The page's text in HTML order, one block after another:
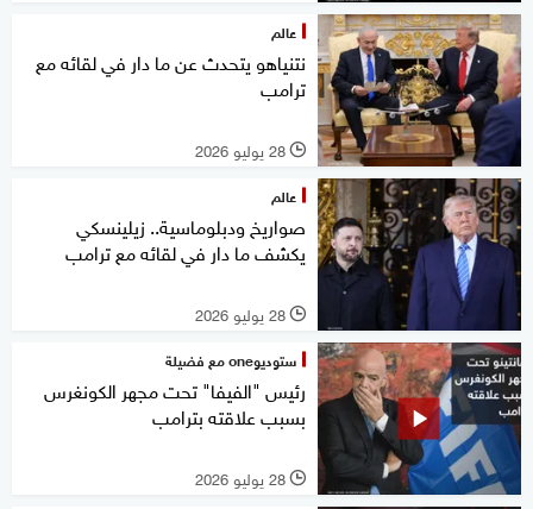
عالم
نتنياهو يتحدث عن ما دار في لقائه مع
ترامب
l 28 يوليو 2026
عالم
صواريخ ودبلوماسية.. زيلينسكي
يكشف ما دار في لقائه مع ترامب
l 28 يوليو 2026
ستوديوone مع فضيلة
رئيس "الفيفا" تحت مجهر الكونغرس
بسبب علاقته بترامب
l 28 يوليو 2026